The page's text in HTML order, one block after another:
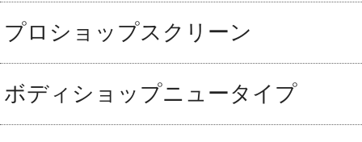
プロショップスクリーン
ボディショップニュータイプ